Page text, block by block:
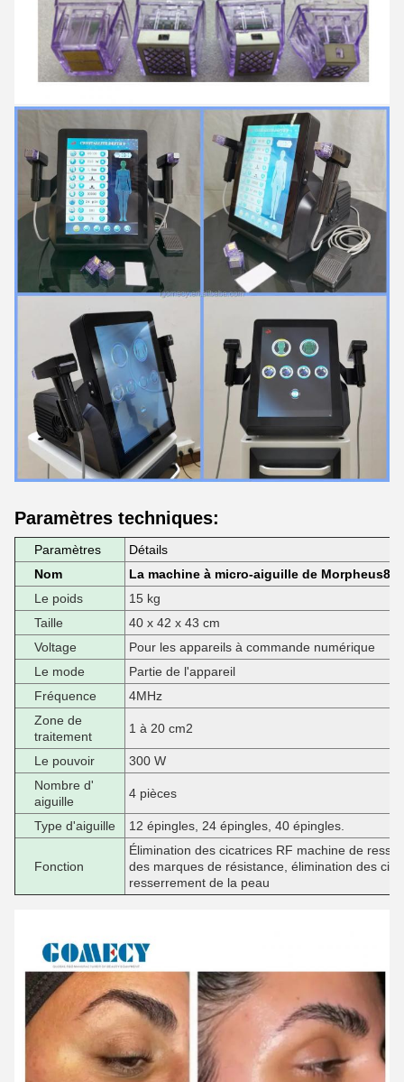
Paramètres techniques:
Paramètres
Détails
Nom
La machine à micro-aiguille de Morpheus8
Le poids
15 kg
Taille
40 x 42 x 43 cm
Voltage
Pour les appareils à commande numérique
Le mode
Partie de l'appareil
Fréquence
4MHz
Zone de
traitement
1 à 20 cm2
Le pouvoir
300 W
Nombre d'
aiguille
4 pièces
Type d'aiguille 12 épingles, 24 épingles, 40 épingles.
Fonction
Élimination des cicatrices RF machine de
des marques de résistance, élimination des
resserrement de la peau